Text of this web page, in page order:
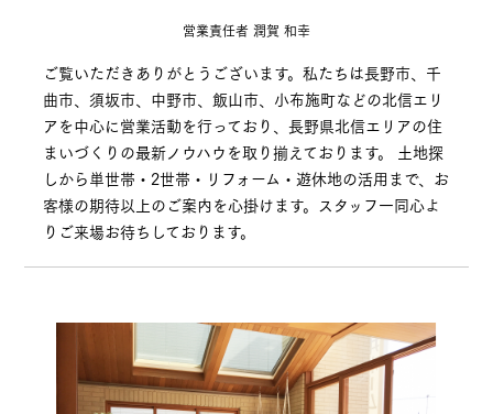
営業責任者 潤賀 和幸
ご覧いただきありがとうございます。私たちは長野市、千
曲市、須坂市、中野市、飯山市、小布施町などの北信エリ
アを中心に営業活動を行っており、長野県北信エリアの住
まいづくりの最新ノウハウを取り揃えております。 土地探
しから単世帯・2世帯・リフォーム・遊休地の活用まで、お
客様の期待以上のご案内を心掛けます。スタッフ一同心よ
りご来場お待ちしております。